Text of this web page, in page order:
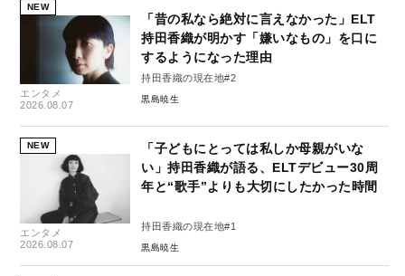
NEW
エンタメ
2026.08.07
「昔の私なら絶対に言えなかった」ELT
持田香織が明かす「嫌いなもの」を口に
するようになった理由
持田香織の現在地#2
黒島暁生
NEW
エンタメ
2026.08.07
「子どもにとっては私しか母親がいな
い」持田香織が語る、ELTデビュー30周
年と“歌手”よりも大切にしたかった時間
持田香織の現在地#1
黒島暁生